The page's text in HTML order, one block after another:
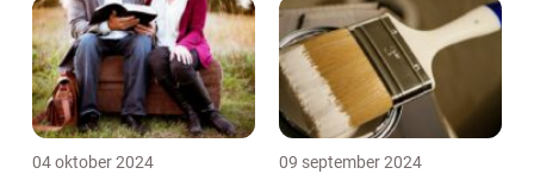
04 oktober 2024 09 september 2024